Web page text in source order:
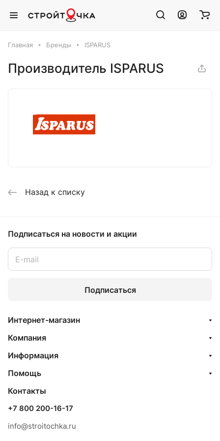
Главная Бренды ISPARUS
Производитель ISPARUS
Назад к списку
Подписаться на новости и акции
Подписаться
Интернет-магазин
Компания
Информация
Помощь
Контакты
+7 800 200-16-17
info@stroitochka.ru